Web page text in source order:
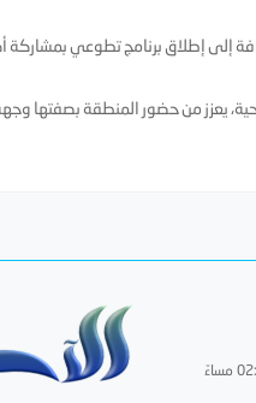
حيث تم تخصيص 431 منفذًا للأسر المنتجة و25 حاضنة بيع، إضافة إلى إطلاق برنامج تطوعي
السياحية، يعزز من حضور المنطقة بصفتها